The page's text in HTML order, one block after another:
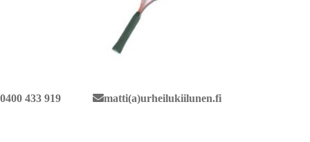
0400 433 919 matti(a)urheilukiilunen.fi